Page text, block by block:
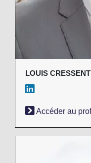
LOUIS CRESSENT
Accéder au